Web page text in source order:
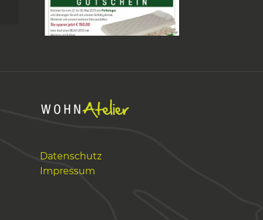
Datenschutz
Impressum